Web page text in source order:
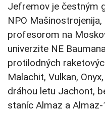
Jefremov je čestným
NPO
profesorom na
univerzite NE
protilodných
Malachit, Vulkan,
dráhou letu Jachont,
staníc Almaz a